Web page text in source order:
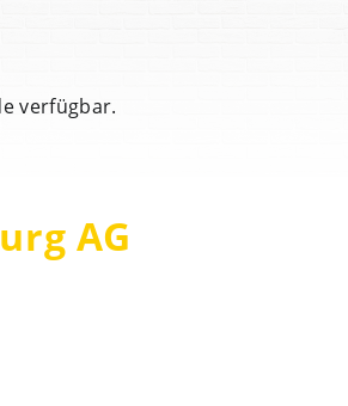
verfügbar.
AG